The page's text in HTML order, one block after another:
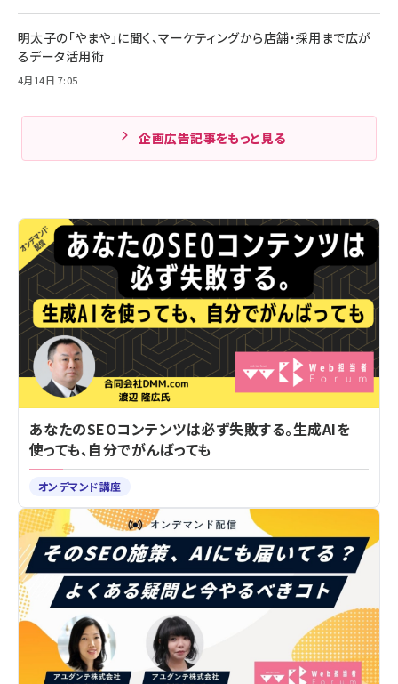
明太子の「やまや」に聞く、マーケティングから店舗・採用まで広が
るデータ活用術
4月14日 7:05
企画広告記事をもっと見る
あなたのSEOコンテンツは必ず失敗する。生成AIを
使っても、自分でがんばっても
オンデマンド講座